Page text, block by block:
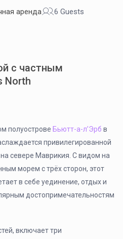
аренда
6 Guests
с частным
North
полуострове Бьютт-а-л’Эрб в
привилегированной
севере Маврикия. С видом на
морем с трёх сторон, этот
в себе уединение, отдых и
достопримечательностям
включает три